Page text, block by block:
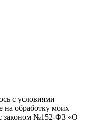
с условиями
на обработку моих
законом №152-ФЗ «О